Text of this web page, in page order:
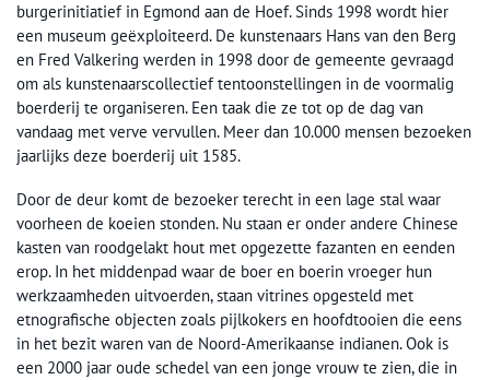
burgerinitiatief in Egmond aan de Hoef. Sinds 1998 wordt hier
een museum geëxploiteerd. De kunstenaars Hans van den Berg
en Fred Valkering werden in 1998 door de gemeente gevraagd
om als kunstenaarscollectief tentoonstellingen in de voormalig
boerderij te organiseren. Een taak die ze tot op de dag van
vandaag met verve vervullen. Meer dan 10.000 mensen bezoeken
jaarlijks deze boerderij uit 1585.
Door de deur komt de bezoeker terecht in een lage stal waar
voorheen de koeien stonden. Nu staan er onder andere Chinese
kasten van roodgelakt hout met opgezette fazanten en eenden
erop. In het middenpad waar de boer en boerin vroeger hun
werkzaamheden uitvoerden, staan vitrines opgesteld met
etnografische objecten zoals pijlkokers en hoofdtooien die eens
in het bezit waren van de Noord-Amerikaanse indianen. Ook is
een 2000 jaar oude schedel van een jonge vrouw te zien, die in